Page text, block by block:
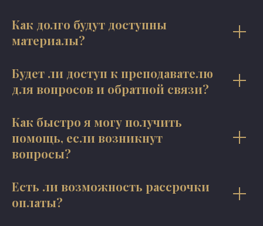
Как долго будут доступны
материалы?
Будет ли доступ к преподавателю
для вопросов и обратной связи?
Как быстро я могу получить
помощь, если возникнут
вопросы?
Есть ли возможность рассрочки
оплаты?